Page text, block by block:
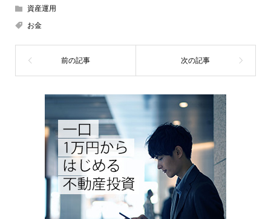
資産運用
お金